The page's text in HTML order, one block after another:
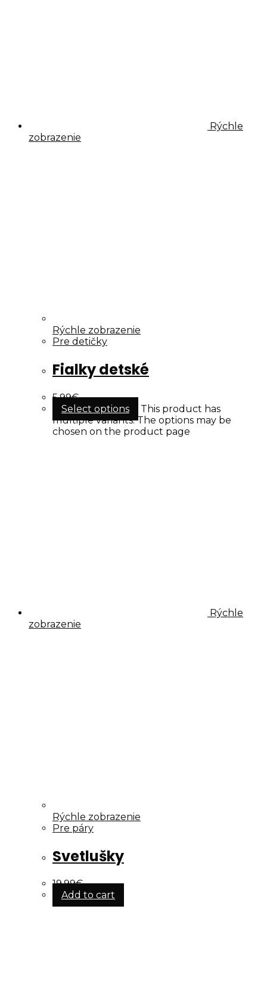
Rýchle
zobrazenie
Rýchle zobrazenie
Pre detičky
Fialky detské
5.99€
Select options
This product has
multiple variants. The options may be
chosen on the product page
Rýchle
zobrazenie
Rýchle zobrazenie
Pre páry
Svetlušky
19.99€
Add to cart